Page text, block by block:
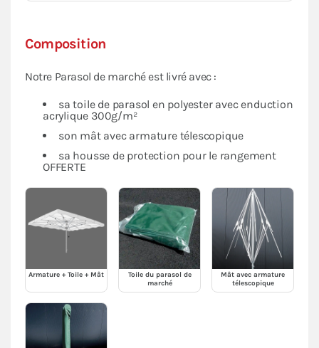
Composition
Notre Parasol de marché est livré avec :
sa toile de parasol en polyester avec enduction
acrylique 300g/m²
son mât avec armature télescopique
sa housse de protection pour le rangement
OFFERTE
Armature + Toile + Mât
Toile du parasol de
marché
Mât avec armature
télescopique